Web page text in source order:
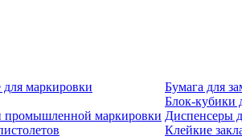
маркировки
промышленной маркировки
Бумага для
Блок-кубики
Диспенсеры
Клейкие